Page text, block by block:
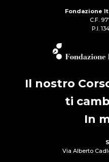
Fondazione
C.F.
P.I.
Il nostro
ti
In
Via Alberto